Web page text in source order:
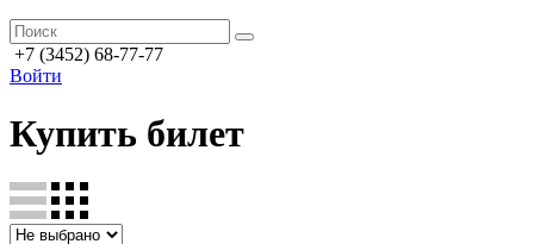
+7 (3452) 68-77-77
Войти
Купить билет